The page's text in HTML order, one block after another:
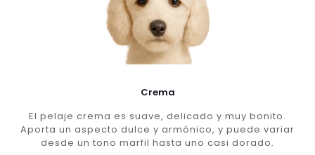
Crema
El pelaje crema es suave, delicado y muy bonito.
Aporta un aspecto dulce y armónico, y puede variar
desde un tono marfil hasta uno casi dorado.